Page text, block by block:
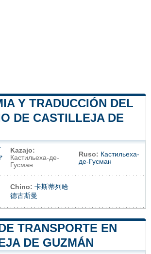
Y TRADUCCIÓN DEL
DE CASTILLEJA DE
Kazajo:
Кастильеха-де-
Гусман
Ruso: Кастильеха-
де-Гусман
Chino: 卡斯蒂列哈
德古斯曼
TRANSPORTE EN
DE GUZMÁN